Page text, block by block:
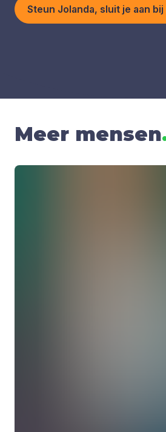
Steun Jolanda, sluit je aan bij
Meer mensen